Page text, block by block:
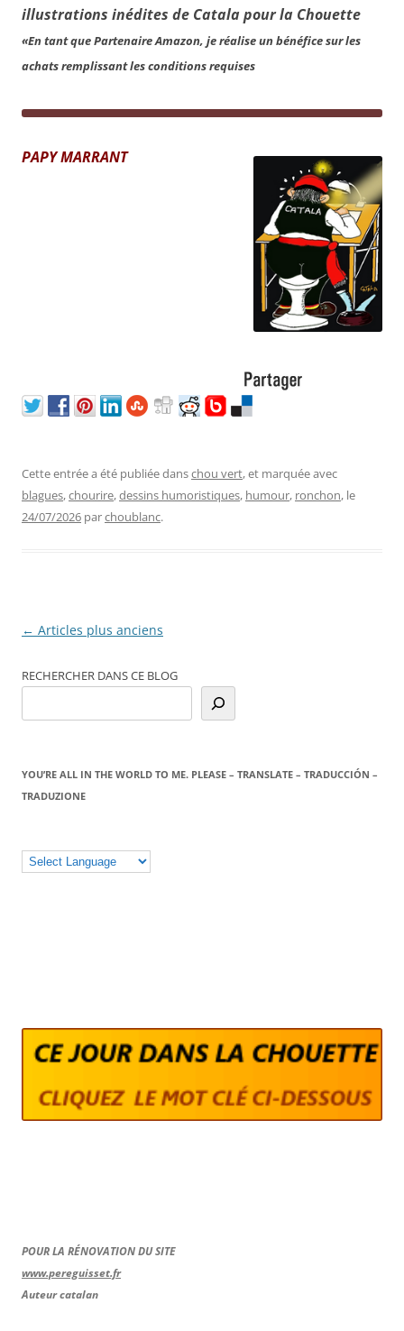
illustrations inédites de Catala pour la Chouette
«En tant que Partenaire Amazon, je réalise un bénéfice sur les
achats remplissant les conditions requises
PAPY MARRANT
Cette entrée a été publiée danschou vert, et marquée avec
blagues,chourire,dessins humoristiques, humour, ronchon, le
24/07/2026 parchoublanc.
Navigation
articles
← Articles plus anciens
RECHERCHER DANS CE BLOG
YOU’RE ALL IN THE WORLD TO ME. PLEASE – TRANSLATE – TRADUCCIÓN –
TRADUZIONE
POUR LA RÉNOVATION DU SITE
www.pereguisset.fr
Auteur catalan